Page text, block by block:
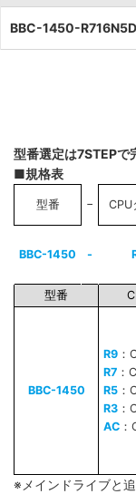
BBC-1450-
型番選定は7STEPで
■規格表
型番 − CPU
BBC-1450 -
型番
BBC-1450
R9 ：
R7 ：
R5 ：
R3 ：
AC
※メインドライブと